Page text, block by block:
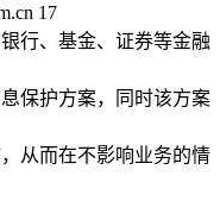
17
行、基金、证券等金融
保护方案，同时该方案
从而在不影响业务的情